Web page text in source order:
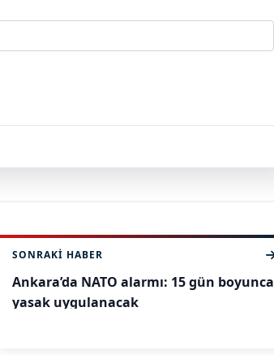
SONRAKI HABER
Ankara’da NATO alarmı: 15 gün boyunca
yasak uygulanacak